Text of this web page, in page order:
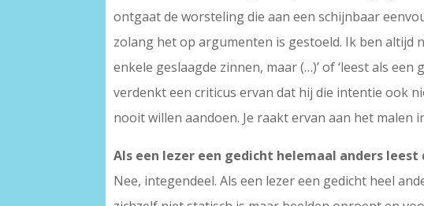
ontgaat de worsteling die aan een schijnbaar
zolang het op argumenten is gestoeld. Ik ben altijd
enkele geslaagde zinnen, maar (…)’ of ‘leest als
verdenkt een criticus ervan dat hij die intentie ook
nooit willen aandoen. Je raakt ervan aan het malen
Als een lezer een gedicht helemaal anders
Nee, integendeel. Als een lezer een gedicht heel